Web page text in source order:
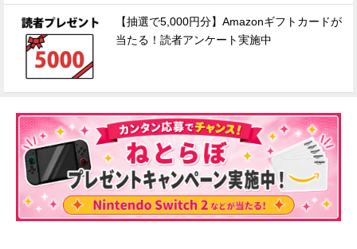
【抽選で5,000円分】Amazonギフトカードが
当たる！読者アンケート実施中